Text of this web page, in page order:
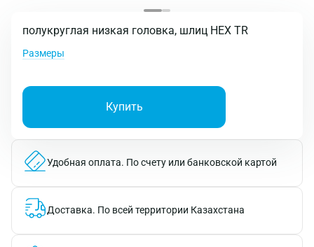
полукруглая низкая головка, шлиц HEX TR
Размеры
Купить
Удобная оплата. По счету или банковской картой
Доставка. По всей территории Казахстана